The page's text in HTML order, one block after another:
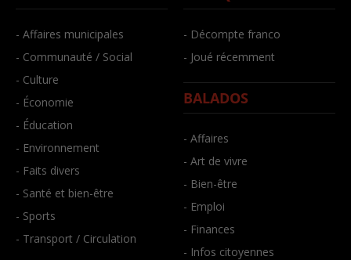
- Affaires municipales
- Communauté / Social
- Culture
- Économie
- Éducation
- Environnement
- Faits divers
- Santé et bien-être
- Sports
- Transport / Circulation
- Décompte franco
- Joué récemment
BALADOS
- Affaires
- Art de vivre
- Bien-être
- Emploi
- Finances
- Infos citoyennes